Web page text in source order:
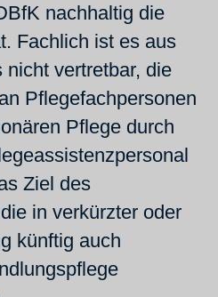
nachhaltig die
Fachlich ist es aus
nicht vertretbar, die
Pflegefachpersonen
Pflege durch
Ziel des
in verkürzter oder
künftig auch